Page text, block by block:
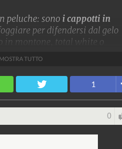
peluche: sono i cappotti in
per difendersi dal gelo
in montone, total white o
MOSTRA TUTTO
1
0